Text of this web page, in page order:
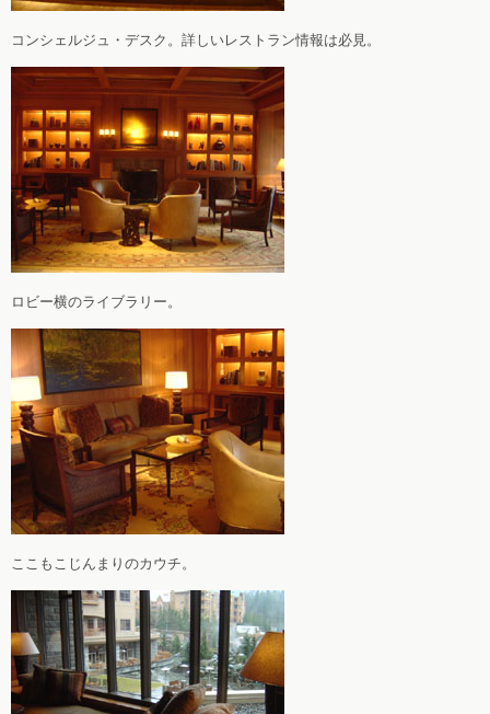
コンシェルジュ・デスク。詳しいレストラン情報は必見。
ロビー横のライブラリー。
ここもこじんまりのカウチ。